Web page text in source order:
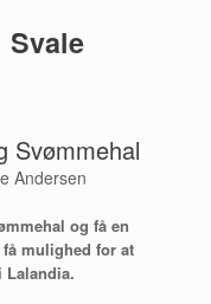
Svale
Svømmehal
Andersen
og få en
mulighed for at
Lalandia.